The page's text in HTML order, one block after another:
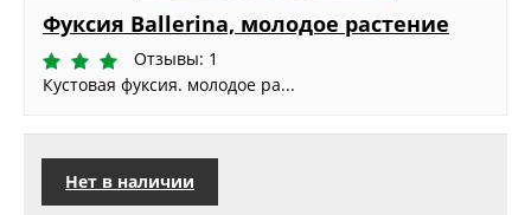
Фуксия Ballerina, молодое растение
Отзывы: 1
Кустовая фуксия. молодое ра...
Нет в наличии